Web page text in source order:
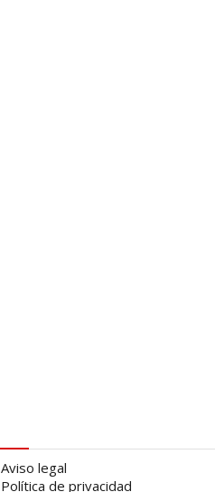
Aviso legal
Política de privacidad